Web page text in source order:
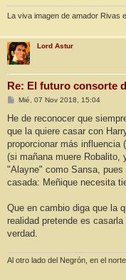
La viva imagen de amador Rivas
Lord Astur
Re: El futuro consorte
M
n
a
j
Mié, 07 Nov 2018, 15:04
He de reconocer que
que la quiere casar con
proporcionar más influencia
(si mañana muere Robalito,
"Alayne" como Sansa,
casada: Meñique necesita
Que en cambio diga que la
realidad pretende es
verdad.
Al otro lado del Negrón, en el